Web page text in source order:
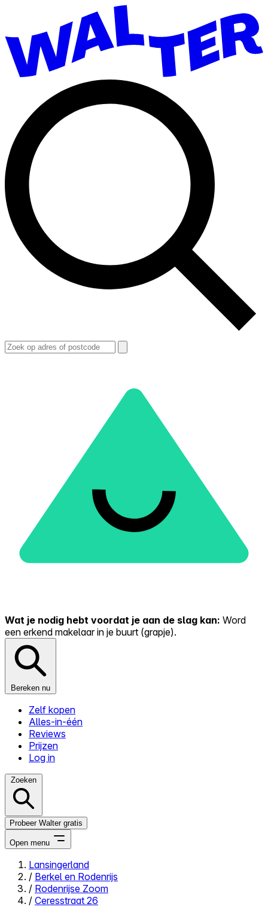
Wat je nodig hebt voordat je aan de slag kan: Word
een erkend makelaar in je buurt (grapje).
Bereken nu
Zelf kopen
Alles-in-één
Reviews
Prijzen
Log in
Zoeken
Probeer Walter gratis
Open menu
Close menu
Lansingerland
/ Berkel en Rodenrijs
/ Rodenrijse Zoom
/ Ceresstraat 26